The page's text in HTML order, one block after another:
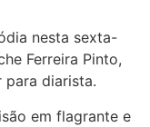
nesta sexta-
Ferreira Pinto,
diarista.
em flagrante e